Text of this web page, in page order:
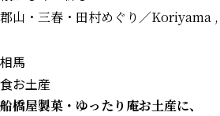
郡山・三春・田村めぐり ／Koriyama
相馬
食お土産
船橋屋製菓・ゆったり庵お土産に、